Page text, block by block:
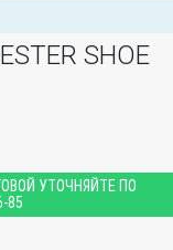
SHOE
УТОЧНЯЙТЕ ПО
85